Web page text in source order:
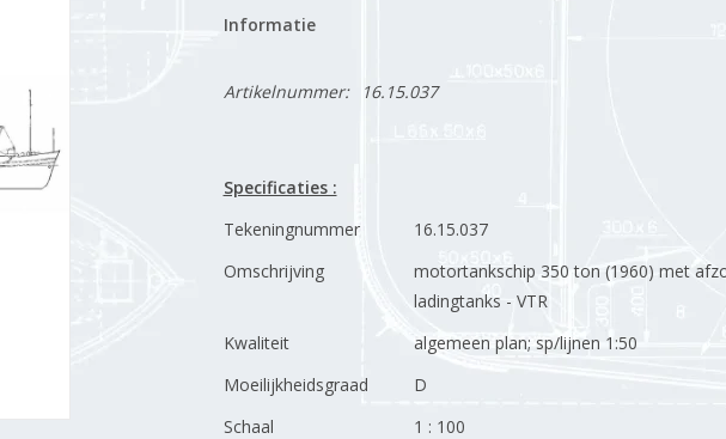
Informatie
Artikelnummer: 16.15.037
Specificaties :
Tekeningnummer
16.15.037
Omschrijving
motortankschip 350 ton (1960) met
ladingtanks - VTR
Kwaliteit
algemeen plan; sp/lijnen 1:50
Moeilijkheidsgraad
D
Schaal
1 : 100